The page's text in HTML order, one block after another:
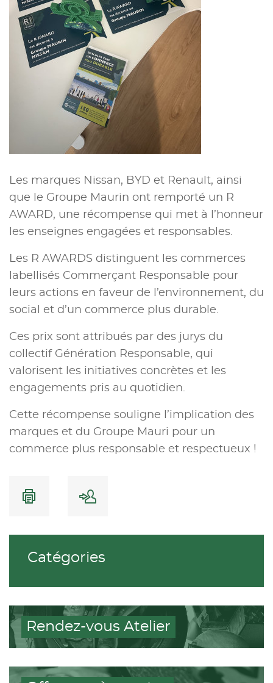
Les marques Nissan, BYD et Renault, ainsi
que le Groupe Maurin ont remporté un R
AWARD, une récompense qui met à l’honneur
les enseignes engagées et responsables.
Les R AWARDS distinguent les commerces
labellisés Commerçant Responsable pour
leurs actions en faveur de l’environnement, du
social et d’un commerce plus durable.
Ces prix sont attribués par des jurys du
collectif Génération Responsable, qui
valorisent les initiatives concrètes et les
engagements pris au quotidien.
Cette récompense souligne l’implication des
marques et du Groupe Mauri pour un
commerce plus responsable et respectueux !
Catégories
Rendez-vous Atelier